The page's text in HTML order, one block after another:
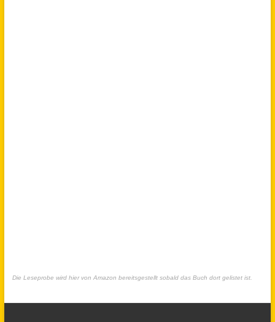
Die Leseprobe wird hier von Amazon bereitsgestellt sobald das Buch dort gelistet ist.